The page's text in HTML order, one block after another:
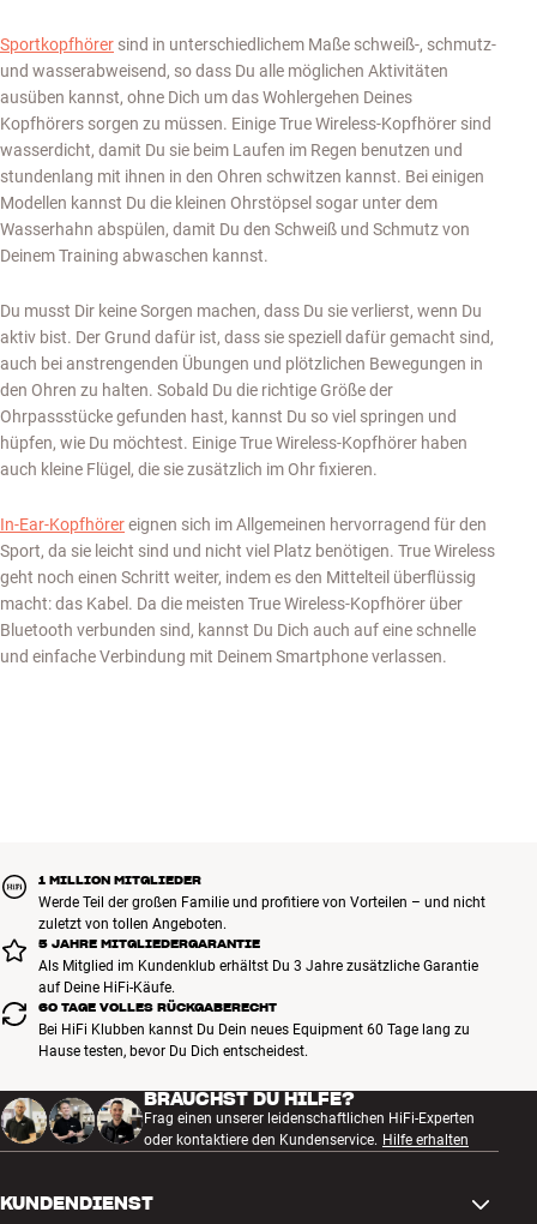
Sportkopfhörer sind in unterschiedlichem Maße schweiß-, schmutz-
und wasserabweisend, so dass Du alle möglichen Aktivitäten
ausüben kannst, ohne Dich um das Wohlergehen Deines
Kopfhörers sorgen zu müssen. Einige True Wireless-Kopfhörer sind
wasserdicht, damit Du sie beim Laufen im Regen benutzen und
stundenlang mit ihnen in den Ohren schwitzen kannst. Bei einigen
Modellen kannst Du die kleinen Ohrstöpsel sogar unter dem
Wasserhahn abspülen, damit Du den Schweiß und Schmutz von
Deinem Training abwaschen kannst.
Du musst Dir keine Sorgen machen, dass Du sie verlierst, wenn Du
aktiv bist. Der Grund dafür ist, dass sie speziell dafür gemacht sind,
auch bei anstrengenden Übungen und plötzlichen Bewegungen in
den Ohren zu halten. Sobald Du die richtige Größe der
Ohrpassstücke gefunden hast, kannst Du so viel springen und
hüpfen, wie Du möchtest. Einige True Wireless-Kopfhörer haben
auch kleine Flügel, die sie zusätzlich im Ohr fixieren.
In-Ear-Kopfhörereignen sich im Allgemeinen hervorragend für den
Sport, da sie leicht sind und nicht viel Platz benötigen. True Wireless
geht noch einen Schritt weiter, indem es den Mittelteil überflüssig
macht: das Kabel. Da die meisten True Wireless-Kopfhörer über
Bluetooth verbunden sind, kannst Du Dich auch auf eine schnelle
und einfache Verbindung mit Deinem Smartphone verlassen.
1 MILLION MITGLIEDER
Werde Teil der großen Familie und profitiere von Vorteilen – und nicht
zuletzt von tollen Angeboten.
5 JAHRE MITGLIEDERGARANTIE
Als Mitglied im Kundenklub erhältst Du 3 Jahre zusätzliche Garantie
auf Deine HiFi-Käufe.
60 TAGE VOLLES RÜCKGABERECHT
Bei HiFi Klubben kannst Du Dein neues Equipment 60 Tage lang zu
Hause testen, bevor Du Dich entscheidest.
BRAUCHST DU HILFE?
Frag einen unserer leidenschaftlichen HiFi-Experten
oder kontaktiere den Kundenservice. Hilfe erhalten
KUNDENDIENST